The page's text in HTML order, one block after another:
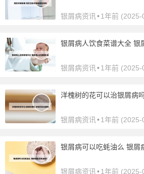
银屑病资讯 •1年前 (2025-
银屑病人饮食菜谱大全 银
银屑病资讯 •1年前 (2025-
洋槐树的花可以治银屑病
银屑病资讯 •1年前 (2025-
银屑病可以吃蚝油么 银屑
银屑病资讯 •1年前 (2025-